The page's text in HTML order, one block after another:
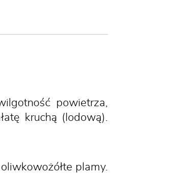
powietrza,
kruchą (lodową).
plamy.